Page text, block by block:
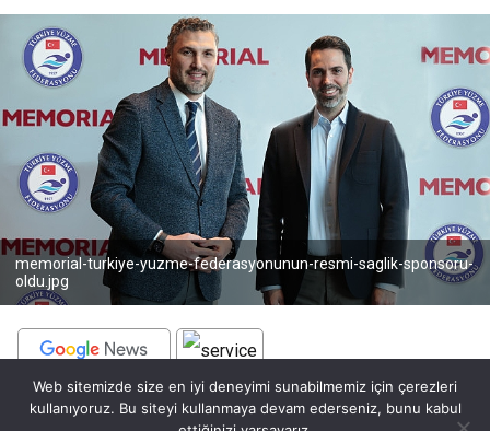
memorial-turkiye-yuzme-federasyonunun-resmi-saglik-sponsoru-
oldu.jpg
BEĞEN PAYLAŞ
Web sitemizde size en iyi deneyimi sunabilmemiz için çerezleri
kullanıyoruz. Bu siteyi kullanmaya devam ederseniz, bunu kabul